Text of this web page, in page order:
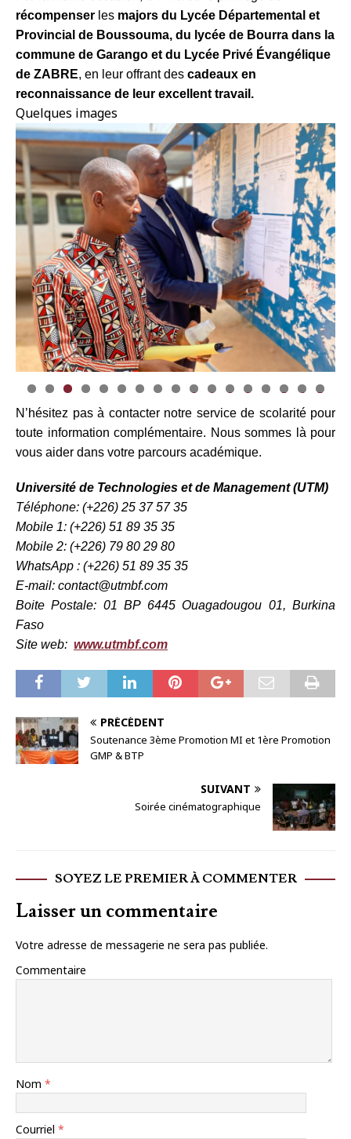
récompenser les majors du Lycée Départemental et
Provincial de Boussouma, du lycée de Bourra dans la
commune de Garango et du Lycée Privé Évangélique
de ZABRE, en leur offrant des cadeaux en
reconnaissance de leur excellent travail.
Quelques images
0 1 2 3 4 5 6 7
N’hésitez pas à contacter notre service de scolarité pour
toute information complémentaire. Nous sommes là pour
vous aider dans votre parcours académique.
Université de Technologies et de Management (UTM)
Téléphone: (+226) 25 37 57 35
Mobile 1: (+226) 51 89 35 35
Mobile 2: (+226) 79 80 29 80
WhatsApp : (+226) 51 89 35 35
E-mail: contact@utmbf.com
Boite Postale: 01 BP 6445 Ouagadougou 01, Burkina
Faso
Site web: www.utmbf.com
PRÉCÉDENT
Soutenance 3ème Promotion MI et 1ère Promotion
GMP & BTP
SUIVANT
Soirée cinématographique
SOYEZ LE PREMIER À COMMENTER
Laisser un commentaire
Votre adresse de messagerie ne sera pas publiée.
Commentaire
Nom *
Courriel *